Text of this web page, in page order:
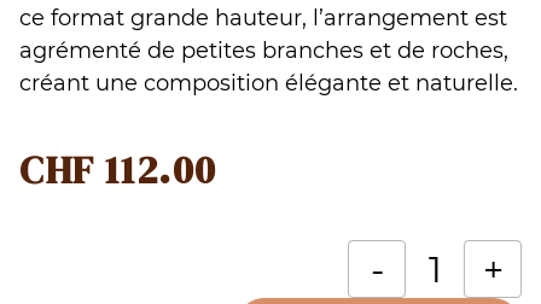
ce format grande hauteur, l’arrangement est
agrémenté de petites branches et de roches,
créant une composition élégante et naturelle.
CHF 112.00
- +